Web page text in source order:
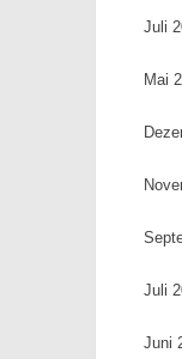
Juli
Mai
Juli
Juni